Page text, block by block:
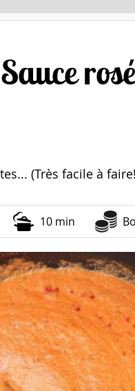
Sauce
(Très facile à
10 min